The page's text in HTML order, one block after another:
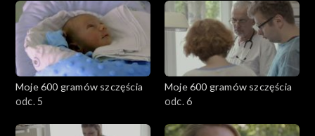
Moje 600 gramów szczęścia
odc. 5
Moje 600 gramów szczęścia
odc. 6